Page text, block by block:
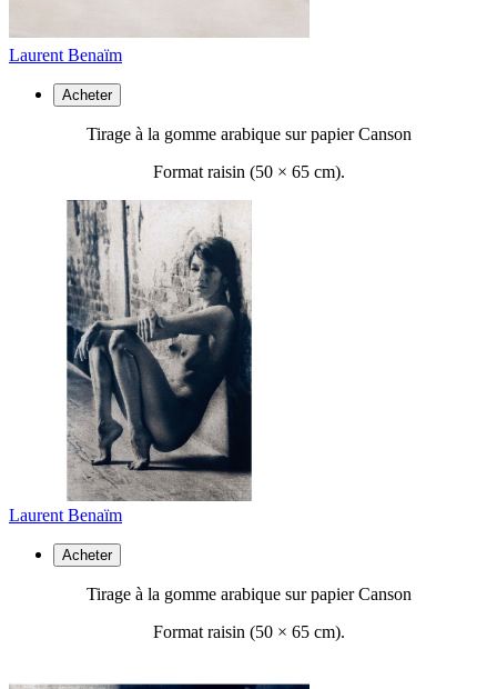
Laurent Benaïm
Acheter
Tirage à la gomme arabique sur papier Canson
Format raisin (50 × 65 cm).
Laurent Benaïm
Acheter
Tirage à la gomme arabique sur papier Canson
Format raisin (50 × 65 cm).